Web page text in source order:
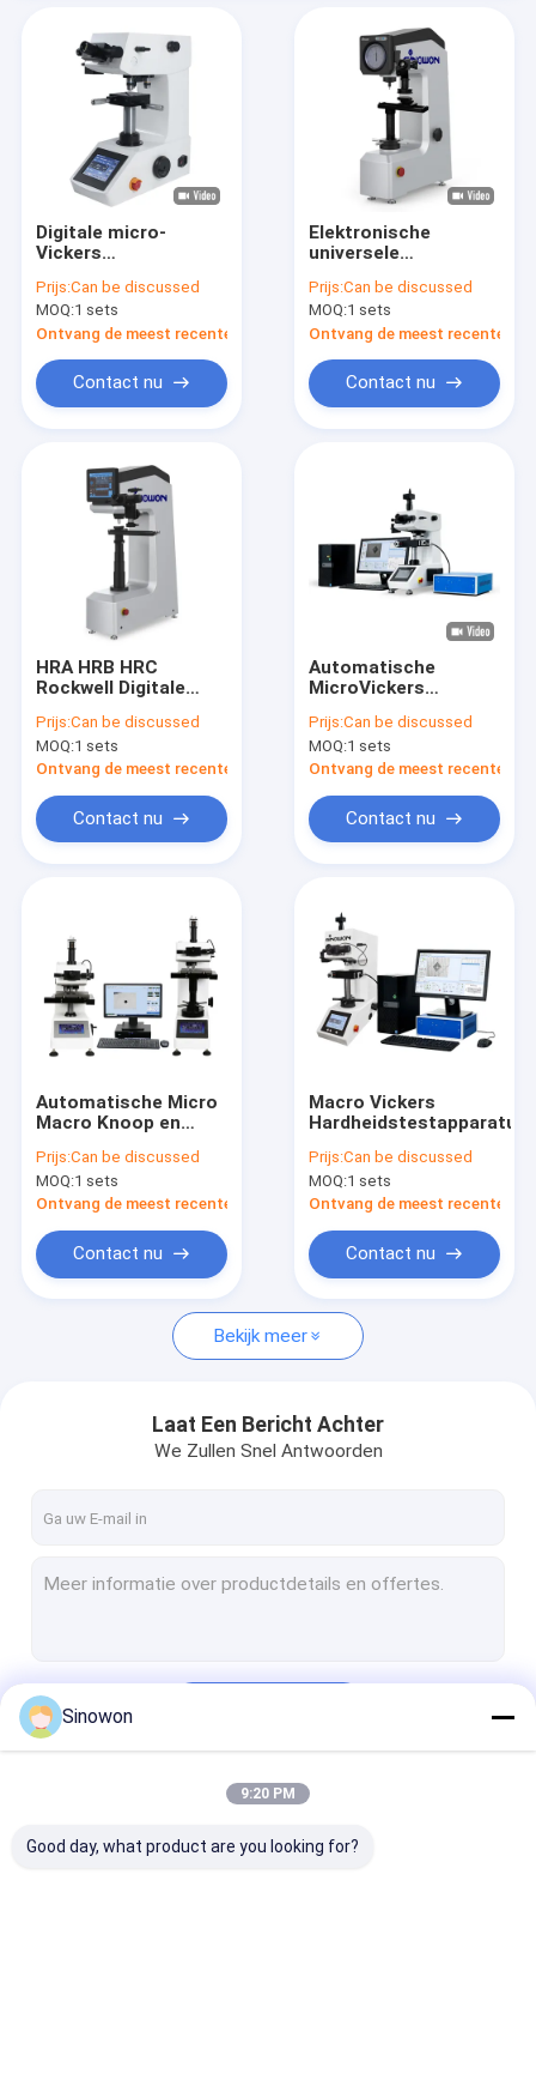
Video's
Over ons
Neem contact met ons op
Nieuws
Vraag een offerte
Video meetsystemen
Optische microscopen
Digitale micro-
Vickers
Prijs:Can be discussed
MOQ:1 sets
Ontvang de meest recente Prijs
Contact nu
Elektronische
universele
apparatuur Rockwell
Hardheidstestmachine
Prijs:Can be discussed
MOQ:1 sets
Ontvang de meest recente
Contact nu
HRA HRB HRC
Rockwell Digitale
hardheidstestmachine
voor metaal
Prijs:Can be discussed
MOQ:1 sets
Ontvang de meest recente Prijs
Contact nu
Automatische
MicroVickers
Prijs:Can be discussed
MOQ:1 sets
Ontvang de meest recente
Contact nu
Automatische Micro
Macro Knoop en
Hardheidstest
AutoVicky ZVK-
1050AF
Prijs:Can be discussed
MOQ:1 sets
Ontvang de meest recente Prijs
Contact nu
Macro Vickers
Hardheidstestapparatuur
Prijs:Can be discussed
MOQ:1 sets
Ontvang de meest recente
Contact nu
Bekijk meer
Laat Een Bericht Achter
We Zullen Snel Antwoorden
Sinowon
9:20 PM
Good day, what product are you looking for?